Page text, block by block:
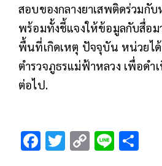
สอบของกลางยาเสพติดร่วมกั
พร้อมทั้งชี้แจงให้ข้อมูลกับสื่อ
พื้นที่เกิดเหตุ ปัจจุบัน หน่วยได้
ตำรวจภูธรแม่ฟ้าหลวง เพื่อดำ
ต่อไป.
F T C Li